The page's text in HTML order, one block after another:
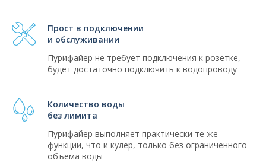
Прост в подключении
и обслуживании
Пурифайер не требует подключения к розетке,
будет достаточно подключить к водопроводу
Количество воды
без лимита
Пурифайер выполняет практически те же
функции, что и кулер, только без ограниченного
объема воды